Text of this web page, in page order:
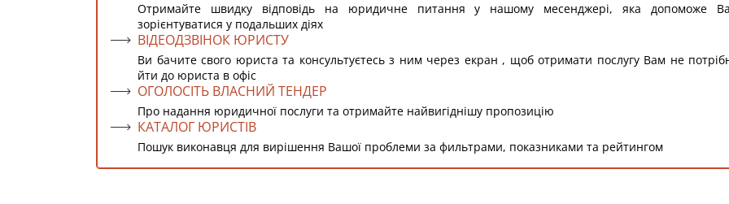
Отримайте швидку відповідь на юридичне питання у нашому месенджері, яка допоможе
зорієнтуватися у подальших діях
ВІДЕОДЗВІНОК ЮРИСТУ
Ви бачите свого юриста та консультуєтесь з ним через екран , щоб отримати послугу Вам не
йти до юриста в офіс
ОГОЛОСІТЬ ВЛАСНИЙ ТЕНДЕР
Про надання юридичної послуги та отримайте найвигіднішу пропозицію
КАТАЛОГ ЮРИСТІВ
Пошук виконавця для вирішення Вашої проблеми за фильтрами, показниками та рейтингом